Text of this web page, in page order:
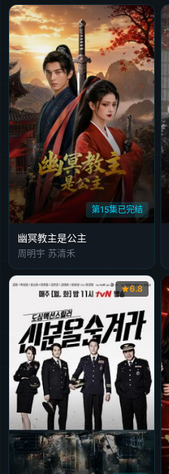
第15集已完结
幽冥教主是公主
周明宇 苏清禾
6.8